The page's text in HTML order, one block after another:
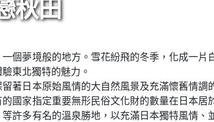
秋田
個夢境般的地方。雪花紛飛的冬季，化成一
東北獨特的魅力。
著日本原始風情的大自然風景及充滿懷舊情
的國家指定重要無形民俗文化財的數量在日本
許多有名的溫泉勝地，以充滿日本獨特風情